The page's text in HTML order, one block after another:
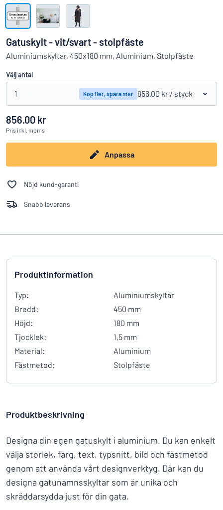
Hittar du inte det du söker? Börja designa din skylt
Visa alla kategorier
Logga
in
Kundservice
Privatperson Företag
Gatuskylt - vit/svart - stolpfäste
Aluminiumskyltar, 450x180 mm, Aluminium, Stolpfäste
Välj antal
1 Köp fler, spara mer 856.00 kr / styck
856.00 kr
Pris inkl. moms
Anpassa
Nöjd kund-garanti
Snabb leverans
Produktinformation
Typ:
Aluminiumskyltar
Bredd:
450 mm
Höjd:
180 mm
Tjocklek:
1,5 mm
Material:
Aluminium
Fästmetod:
Stolpfäste
Produktbeskrivning
Designa din egen gatuskylt i aluminium. Du kan enkelt
välja storlek, färg, text, typsnitt, bild och fästmetod
genom att använda vårt designverktyg. Där kan du
designa gatunamnsskyltar som är unika och
skräddarsydda just för din gata.